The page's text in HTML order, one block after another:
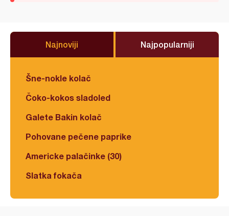
Najnoviji Najpopularniji
Šne-nokle kolač
Čoko-kokos sladoled
Galete Bakin kolač
Pohovane pečene paprike
Americke palačinke (30)
Slatka fokača